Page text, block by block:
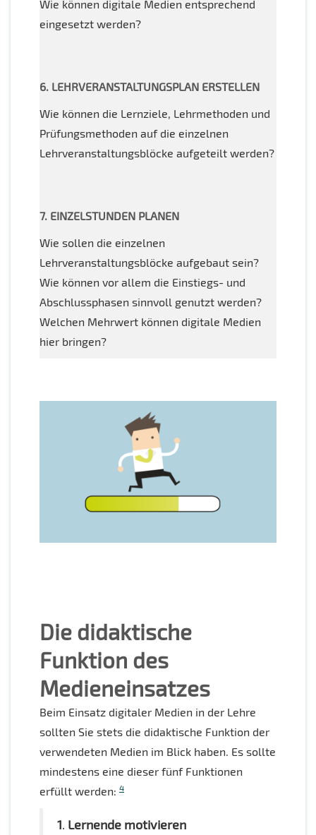
Wie können digitale Medien entsprechend
eingesetzt werden?
6. LEHRVERANSTALTUNGSPLAN ERSTELLEN
Wie können die Lernziele, Lehrmethoden und
Prüfungsmethoden auf die einzelnen
Lehrveranstaltungsblöcke aufgeteilt werden?
7. EINZELSTUNDEN PLANEN
Wie sollen die einzelnen
Lehrveranstaltungsblöcke aufgebaut sein?
Wie können vor allem die Einstiegs- und
Abschlussphasen sinnvoll genutzt werden?
Welchen Mehrwert können digitale Medien
hier bringen?
Die didaktische
Funktion des
Medieneinsatzes
Beim Einsatz digitaler Medien in der Lehre
sollten Sie stets die didaktische Funktion der
verwendeten Medien im Blick haben. Es sollte
mindestens eine dieser fünf Funktionen
erfüllt werden: 4
1. Lernende motivieren